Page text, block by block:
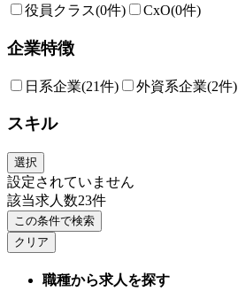
役員クラス(0件) CxO(0件)
企業特徴
日系企業(21件) 外資系企業(2件)
スキル
選択
設定されていません
該当求人数23件
この条件で検索
クリア
職種から求人を探す